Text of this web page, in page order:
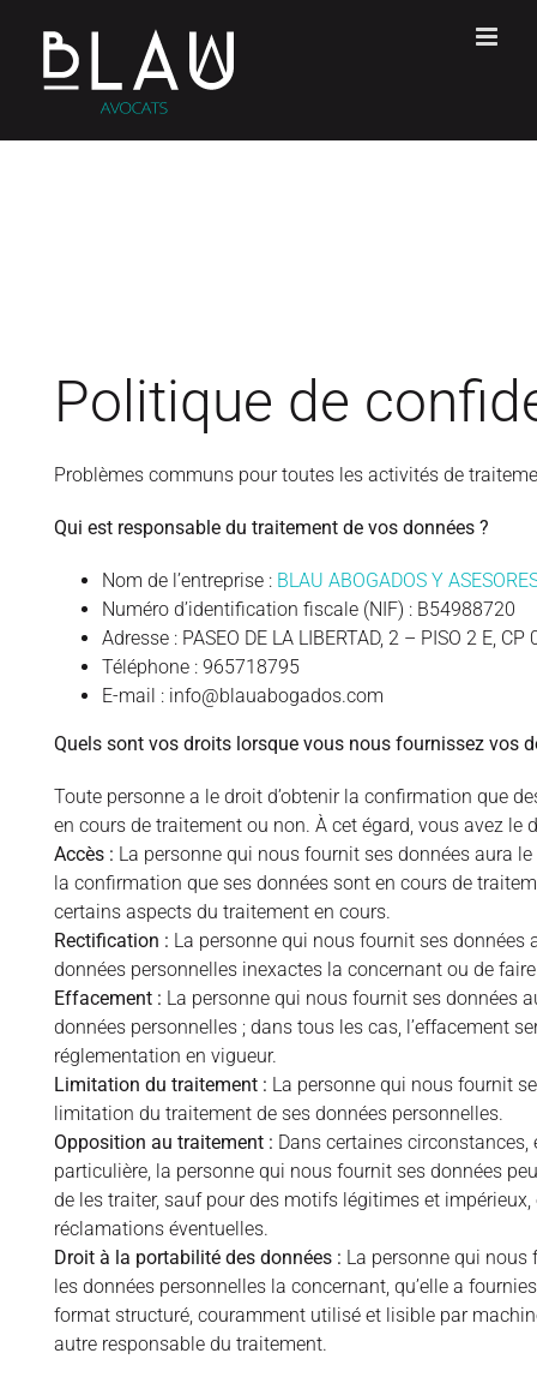
content
Politique de
Problèmes communs pour toutes les activités de
Qui est responsable du traitement de vos données ?
Nom de l’entreprise : BLAU ABOGADOS Y
Numéro d’identification fiscale (NIF) : B54988720
Adresse : PASEO DE LA LIBERTAD, 2 – PISO 2 E,
Téléphone : 965718795
E-mail : info@blauabogados.com
Quels sont vos droits lorsque vous nous fournissez vos
Toute personne a le droit d’obtenir la confirmation que
en cours de traitement ou non. À cet égard, vous avez le
Accès : La personne qui nous fournit ses données aura
la confirmation que ses données sont en cours de
certains aspects du traitement en cours.
Rectification : La personne qui nous fournit ses données
données personnelles inexactes la concernant ou de
Effacement : La personne qui nous fournit ses données
données personnelles ; dans tous les cas, l’effacement
réglementation en vigueur.
Limitation du traitement : La personne qui nous fournit
limitation du traitement de ses données personnelles.
Opposition au traitement : Dans certaines
particulière, la personne qui nous fournit ses données
de les traiter, sauf pour des motifs légitimes et impérieux,
réclamations éventuelles.
Droit à la portabilité des données : La personne qui nous
les données personnelles la concernant, qu’elle a
format structuré, couramment utilisé et lisible par
autre responsable du traitement.